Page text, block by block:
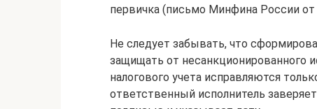
первичка (письмо Минфина России
Не следует забывать, что
защищать от несанкционированного
налогового учета исправляются
ответственный исполнитель